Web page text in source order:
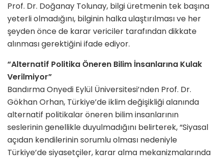
Prof. Dr. Doğanay Tolunay, bilgi üretmenin tek başına
yeterli olmadığını, bilginin halka ulaştırılması ve her
şeyden önce de karar vericiler tarafından dikkate
alınması gerektiğini ifade ediyor.
“Alternatif Politika Öneren Bilim İnsanlarına Kulak
Verilmiyor”
Bandırma Onyedi Eylül Üniversitesi’nden Prof. Dr.
Gökhan Orhan, Türkiye’de iklim değişikliği alanında
alternatif politikalar öneren bilim insanlarının
seslerinin genellikle duyulmadığını belirterek, “Siyasal
açıdan kendilerinin sorumlu olması nedeniyle
Türkiye’de siyasetçiler, karar alma mekanizmalarında